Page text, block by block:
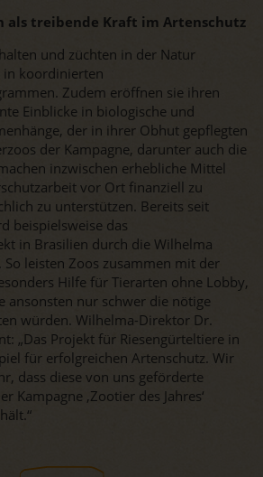
als treibende Kraft im Artenschutz
und züchten in der Natur
in koordinierten
Zudem eröffnen sie ihren
Einblicke in biologische und
der in ihrer Obhut gepflegten
der Kampagne, darunter auch die
inzwischen erhebliche Mittel
vor Ort finanziell zu
zu unterstützen. Bereits seit
beispielsweise das
in Brasilien durch die Wilhelma
leisten Zoos zusammen mit der
Hilfe für Tierarten ohne Lobby,
ansonsten nur schwer die nötige
würden. Wilhelma-Direktor Dr.
„Das Projekt für Riesengürteltiere in
für erfolgreichen Artenschutz. Wir
dass diese von uns geförderte
Kampagne ‚Zootier des Jahres‘